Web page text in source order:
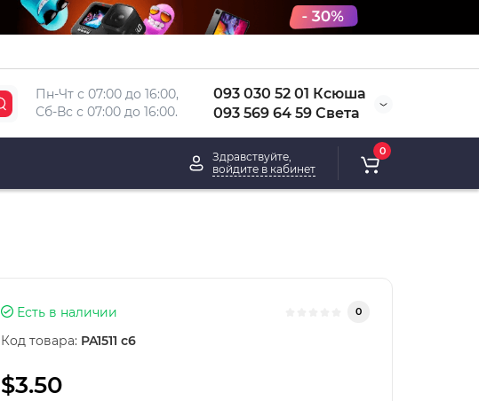
Пн-Чт с 07:00 до 16:00,
Сб-Вс с 07:00 до 16:00.
093 030 52 01 Ксюша
093 569 64 59 Света
Здравствуйте,
войдите в кабинет
0
Есть в наличии 0
Код товара: PA1511 с6
$3.50